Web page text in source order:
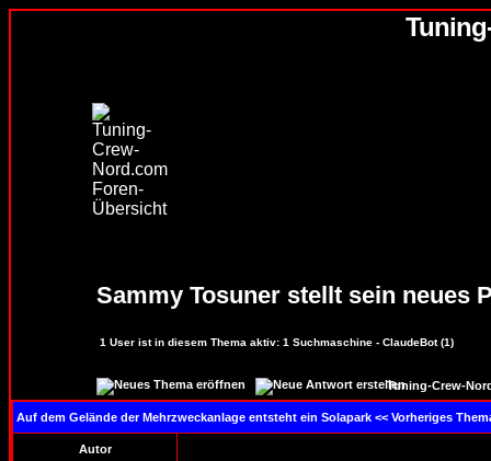
Sammy Tosuner stellt sein neues
1 User ist in diesem Thema aktiv: 1 Suchmaschine - ClaudeBot (1)
Tuning-Crew-
Auf dem Gelände der Mehrzweckanlage entsteht ein Solapark << Vorheriges
Autor